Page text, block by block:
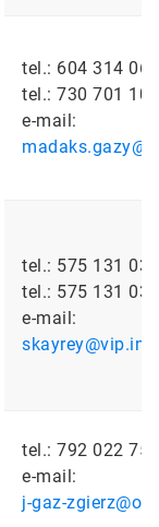
tel.: 604 314 069
tel.: 730 701 100
e-mail:
tel.: 575 131 033
tel.: 575 131 035
e-mail:
tel.: 792 022 756
e-mail:
j-gaz-